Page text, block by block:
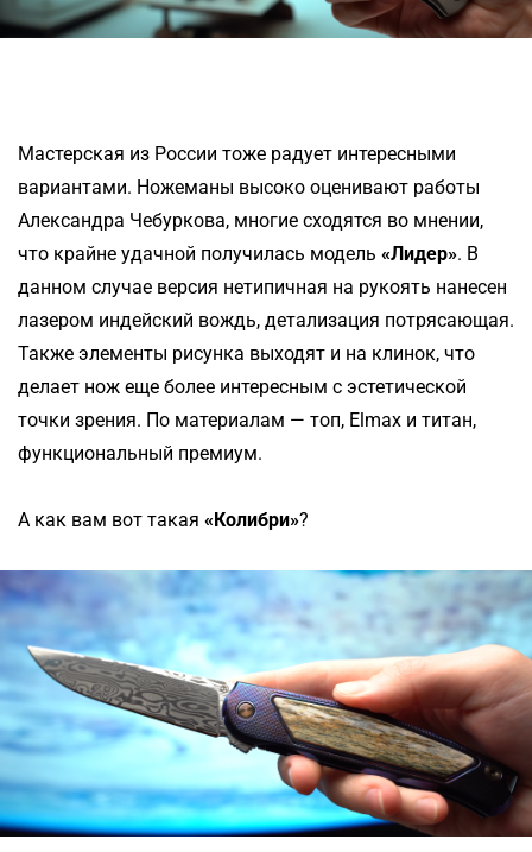
Мастерская из России тоже радует интересными
вариантами. Ножеманы высоко оценивают работы
Александра Чебуркова, многие сходятся во мнении,
что крайне удачной получилась модель «Лидер». В
данном случае версия нетипичная на рукоять нанесен
лазером индейский вождь, детализация потрясающая.
Также элементы рисунка выходят и на клинок, что
делает нож еще более интересным с эстетической
точки зрения. По материалам — топ, Elmax и титан,
функциональный премиум.
А как вам вот такая «Колибри»?